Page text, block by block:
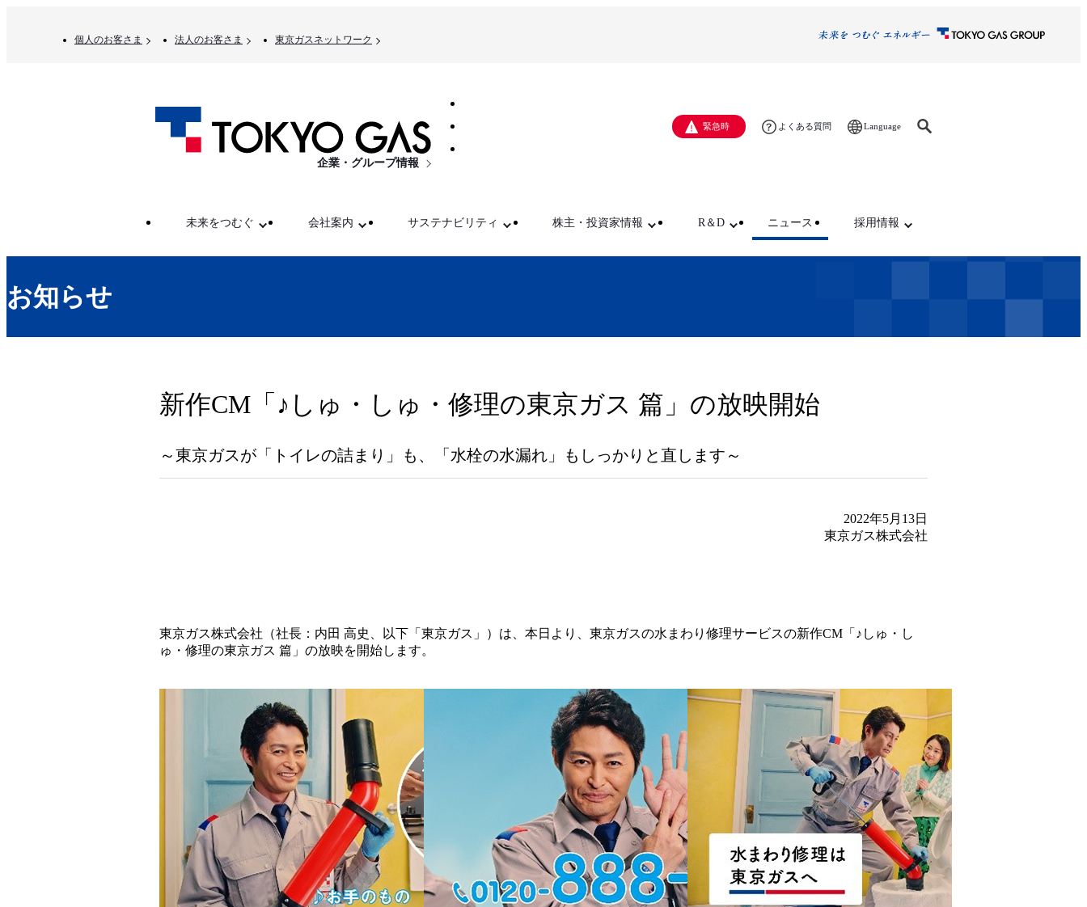
個人のお客さま 法人のお客さま 東京ガスネットワーク
企業・グループ情報
緊急時 よくある質問 Language
未来をつむぐ 会社案内 サステナビリティ 株主・投資家情報 R＆D ニュース 採用情報
お知らせ
新作CM「♪しゅ・しゅ・修理の東京ガス 篇」の放映開始
～東京ガスが「トイレの詰まり」も、「水栓の水漏れ」もしっかりと直します～
2022年5月13日
東京ガス株式会社
東京ガス株式会社（社長：内田 高史、以下「東京ガス」）は、本日より、東京ガスの水まわり修理サービスの新作CM「♪しゅ・し
ゅ・修理の東京ガス 篇」の放映を開始します。